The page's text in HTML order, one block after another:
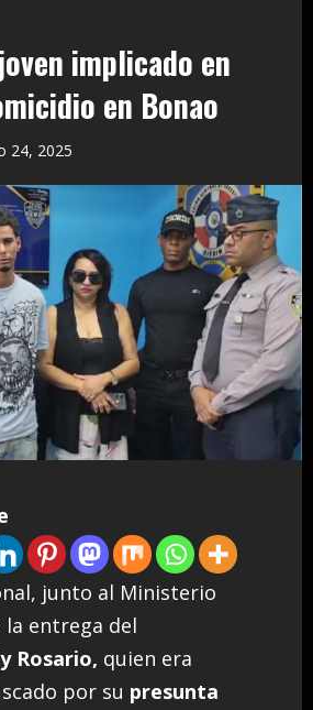
implicado en
en Bonao
24, 2025
junto al Ministerio
entrega del
Rosario, quien era
por su presunta